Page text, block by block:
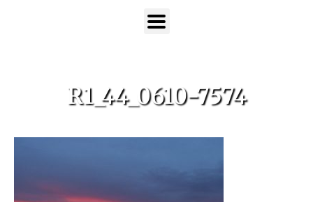
R1_44_0610-7574